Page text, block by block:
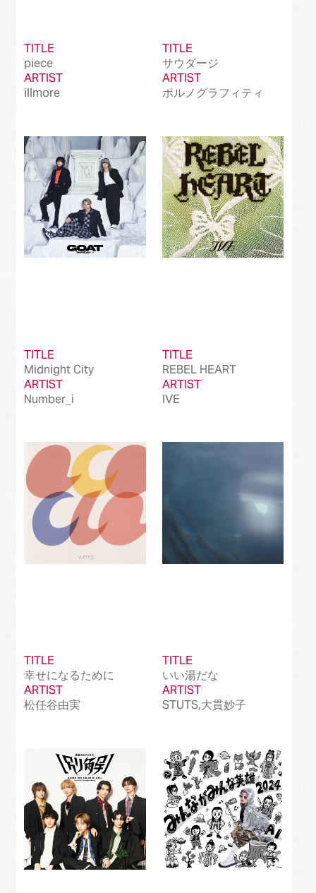
TITLE
piece
ARTIST
illmore
TITLE
サウダージ
ARTIST
ポルノグラフィティ
TITLE
Midnight City
ARTIST
Number_i
TITLE
REBEL HEART
ARTIST
IVE
TITLE
幸せになるために
ARTIST
松任谷由実
TITLE
いい湯だな
ARTIST
STUTS,大貫妙子